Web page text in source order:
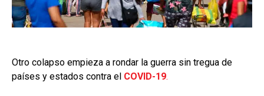
Otro colapso empieza a rondar la guerra sin tregua de
países y estados contra el COVID-19.